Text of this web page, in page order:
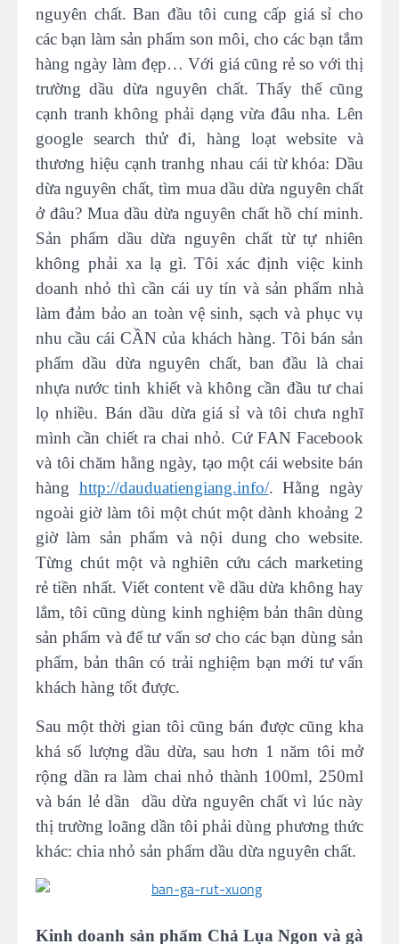
nguyên chất. Ban đầu tôi cung cấp giá sỉ cho
các bạn làm sản phẩm son môi, cho các bạn tắm
hàng ngày làm đẹp… Với giá cũng rẻ so với thị
trường dầu dừa nguyên chất. Thấy thế cũng
cạnh tranh không phải dạng vừa đâu nha. Lên
google search thử đi, hàng loạt website và
thương hiệu cạnh tranhg nhau cái từ khóa: Dầu
dừa nguyên chất, tìm mua dầu dừa nguyên chất
ở đâu? Mua dầu dừa nguyên chất hồ chí minh.
Sản phẩm dầu dừa nguyên chất từ tự nhiên
không phải xa lạ gì. Tôi xác định việc kinh
doanh nhỏ thì cần cái uy tín và sản phẩm nhà
làm đảm bảo an toàn vệ sinh, sạch và phục vụ
nhu cầu cái CẦN của khách hàng. Tôi bán sản
phẩm dầu dừa nguyên chất, ban đầu là chai
nhựa nước tinh khiết và không cần đầu tư chai
lọ nhiều. Bán dầu dừa giá sỉ và tôi chưa nghĩ
mình cần chiết ra chai nhỏ. Cứ FAN Facebook
và tôi chăm hằng ngày, tạo một cái website bán
hàng http://dauduatiengiang.info/. Hằng ngày
ngoài giờ làm tôi một chút một dành khoảng 2
giờ làm sản phẩm và nội dung cho website.
Từng chút một và nghiên cứu cách marketing
rẻ tiền nhất. Viết content về dầu dừa không hay
lắm, tôi cũng dùng kinh nghiệm bản thân dùng
sản phẩm và để tư vấn sơ cho các bạn dùng sản
phẩm, bản thân có trải nghiệm bạn mới tư vấn
khách hàng tốt được.
Sau một thời gian tôi cũng bán được cũng kha
khá số lượng dầu dừa, sau hơn 1 năm tôi mở
rộng dần ra làm chai nhỏ thành 100ml, 250ml
và bán lẻ dần dầu dừa nguyên chất vì lúc này
thị trường loãng dần tôi phải dùng phương thức
khác: chia nhỏ sản phẩm dầu dừa nguyên chất.
Kinh doanh sản phẩm Chả Lụa Ngon và gà